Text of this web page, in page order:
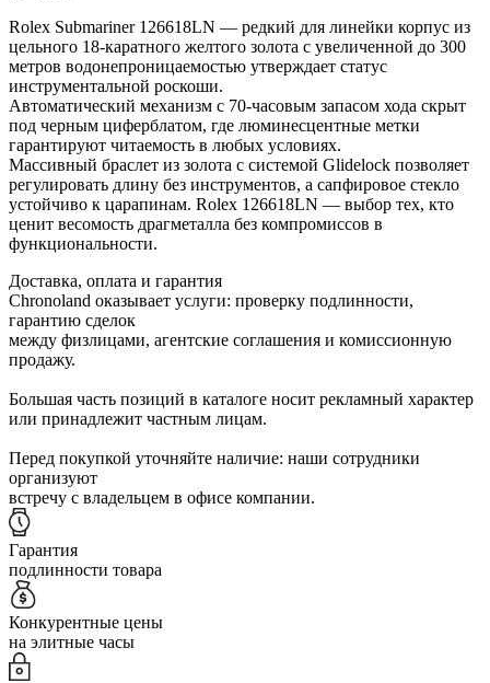
Rolex Submariner 126618LN — редкий для линейки корпус из
цельного 18-каратного желтого золота с увеличенной до 300
метров водонепроницаемостью утверждает статус
инструментальной роскоши.
Автоматический механизм с 70-часовым запасом хода скрыт
под черным циферблатом, где люминесцентные метки
гарантируют читаемость в любых условиях.
Массивный браслет из золота с системой Glidelock позволяет
регулировать длину без инструментов, а сапфировое стекло
устойчиво к царапинам. Rolex 126618LN — выбор тех, кто
ценит весомость драгметалла без компромиссов в
функциональности.
Доставка, оплата и гарантия
Chronoland оказывает услуги: проверку подлинности,
гарантию сделок
между физлицами, агентские соглашения и комиссионную
продажу.
Большая часть позиций в каталоге носит рекламный характер
или принадлежит частным лицам.
Перед покупкой уточняйте наличие: наши сотрудники
организуют
встречу с владельцем в офисе компании.
Гарантия
подлинности товара
Конкурентные цены
на элитные часы